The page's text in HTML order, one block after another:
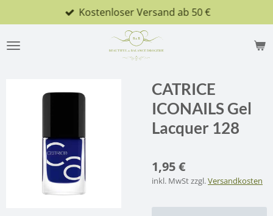
Hauptinhalt
springen
Kostenloser Versand ab 50 €
CATRICE
ICONAILS Gel
Lacquer 128
1,95 €
inkl. MwSt zzgl.Versandkosten